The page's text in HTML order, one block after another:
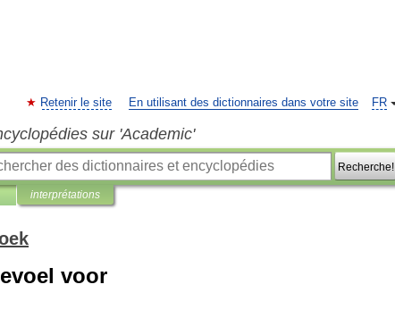
FR
Retenir le site En utilisant des dictionnaires dans votre site
sur 'Academic'
Recherche!
interprétations
voor